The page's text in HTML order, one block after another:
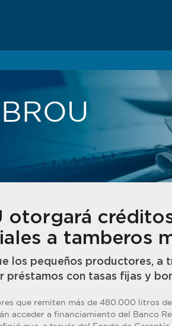
otorgará
a tamberos
los pequeños productores, a
préstamos con tasas fijas y
que remiten más de 480.000 litros
acceder a financiamiento del Banco